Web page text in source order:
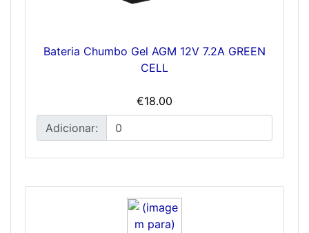
Bateria Chumbo Gel AGM 12V 7.2A GREEN
CELL
€18.00
Adicionar: